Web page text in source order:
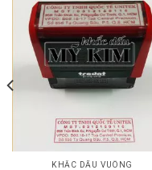
KHẮC DẤU VUÔNG